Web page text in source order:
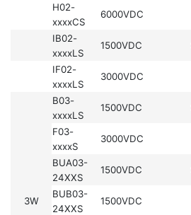
H02-
xxxxCS
6000VDC
IB02-
xxxxLS
1500VDC
IF02-
xxxxLS
3000VDC
3W
B03-
xxxxLS
1500VDC
F03-
xxxxS
3000VDC
BUA03-
24XXS
1500VDC
BUB03-
24XXS
1500VDC